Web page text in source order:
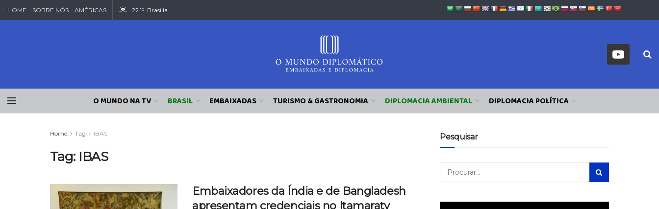
HOME SOBRE NÓS AMÉRICAS 22 °C Brasília
O MUNDO NA TV BRASIL EMBAIXADAS TURISMO & GASTRONOMIA DIPLOMACIA AMBIENTAL DIPLOMACIA POLÍTICA
Home Tag IBAS
Tag: IBAS
Embaixadores da Índia e de Bangladesh
apresentam credenciais no Itamaraty
Pesquisar